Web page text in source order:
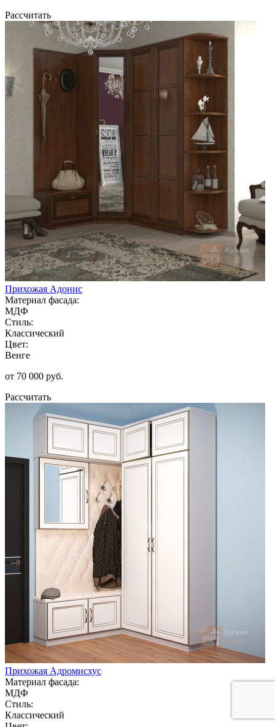
Рассчитать
Прихожая Адонис
Материал фасада:
МДФ
Стиль:
Классический
Цвет:
Венге
от 70 000 руб.
Рассчитать
Прихожая Адромисхус
Материал фасада:
МДФ
Стиль:
Классический